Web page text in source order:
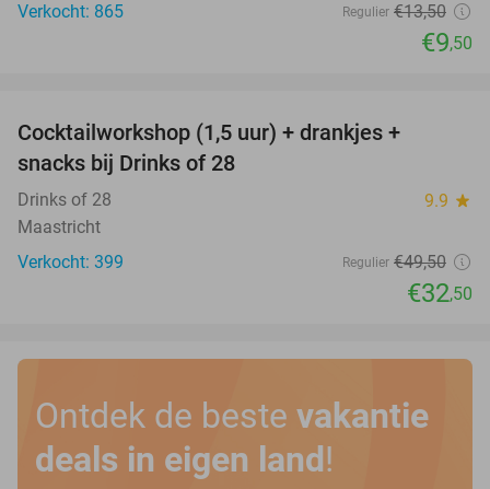
Verkocht: 865
Regulier €13,50
€9,50
Cocktailworkshop (1,5 uur) + drankjes +
snacks bij Drinks of 28
Drinks of 28 9.9 star
Maastricht
Verkocht: 399
Regulier €49,50
€32,50
Ontdek de beste vakantie
deals in eigen land !